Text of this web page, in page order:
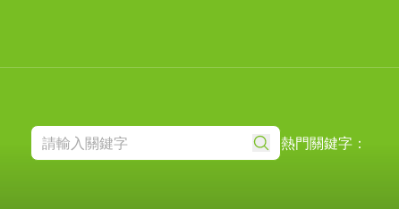
熱門關鍵字：